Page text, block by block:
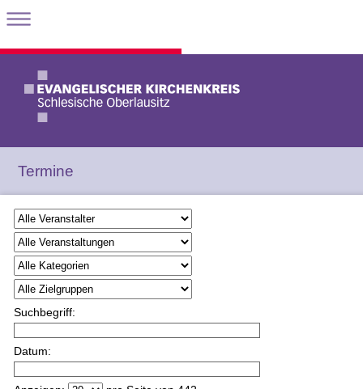
Termine
Suchbegriff:
Datum: